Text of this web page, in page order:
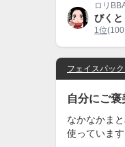
ロリ
びくと
1位
フェイスパッ
自分にご
なかなかま
使っています